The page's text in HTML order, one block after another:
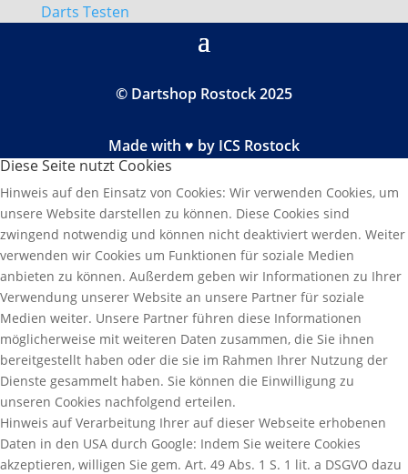
Darts Testen
© Dartshop Rostock 2025
Made with ♥ by ICS Rostock
Diese Seite nutzt Cookies
Hinweis auf den Einsatz von Cookies: Wir verwenden Cookies, um
unsere Website darstellen zu können. Diese Cookies sind
zwingend notwendig und können nicht deaktiviert werden. Weiter
verwenden wir Cookies um Funktionen für soziale Medien
anbieten zu können. Außerdem geben wir Informationen zu Ihrer
Verwendung unserer Website an unsere Partner für soziale
Medien weiter. Unsere Partner führen diese Informationen
möglicherweise mit weiteren Daten zusammen, die Sie ihnen
bereitgestellt haben oder die sie im Rahmen Ihrer Nutzung der
Dienste gesammelt haben. Sie können die Einwilligung zu
unseren Cookies nachfolgend erteilen.
Hinweis auf Verarbeitung Ihrer auf dieser Webseite erhobenen
Daten in den USA durch Google: Indem Sie weitere Cookies
akzeptieren, willigen Sie gem. Art. 49 Abs. 1 S. 1 lit. a DSGVO dazu